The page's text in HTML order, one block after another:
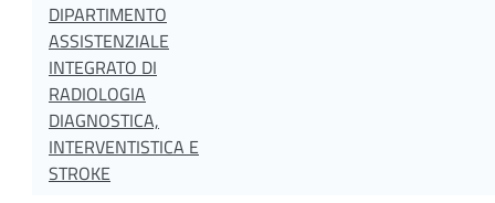
DIPARTIMENTO
ASSISTENZIALE
INTEGRATO DI
RADIOLOGIA
DIAGNOSTICA,
INTERVENTISTICA E
STROKE